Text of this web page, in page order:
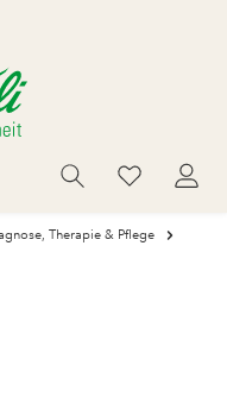
Therapie & Pflege